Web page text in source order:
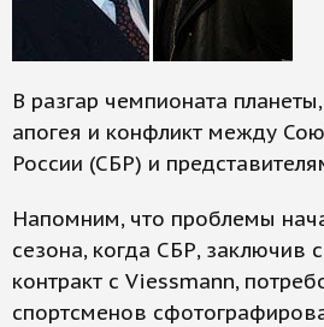
В разгар чемпионата
апогея и конфликт между
России (СБР) и
Напомним, что проблемы
сезона, когда СБР, заключив
контракт с Viessmann,
спортсменов